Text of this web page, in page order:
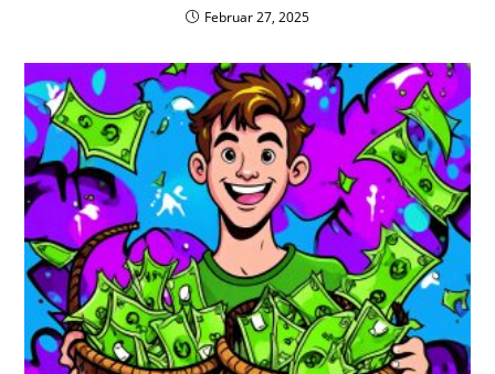
Februar 27, 2025